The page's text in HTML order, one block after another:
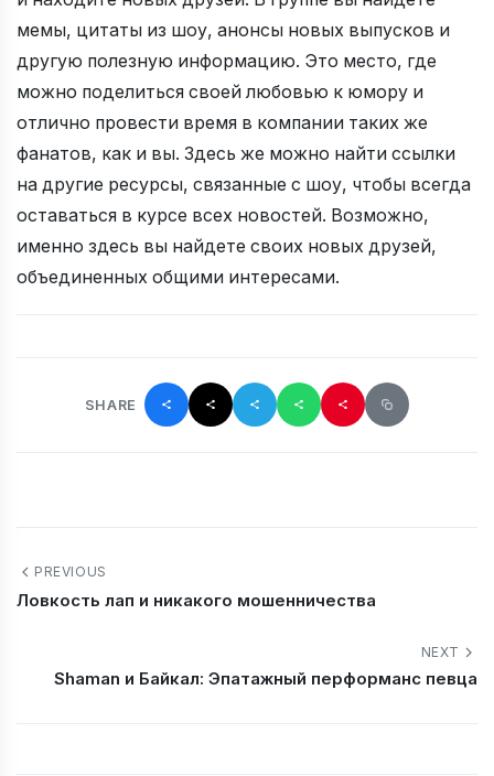
мемы, цитаты из шоу, анонсы новых выпусков и
другую полезную информацию. Это место, где
можно поделиться своей любовью к юмору и
отлично провести время в компании таких же
фанатов, как и вы. Здесь же можно найти ссылки
на другие ресурсы, связанные с шоу, чтобы всегда
оставаться в курсе всех новостей. Возможно,
именно здесь вы найдете своих новых друзей,
объединенных общими интересами.
SHARE
PREVIOUS
Ловкость лап и никакого мошенничества
NEXT
Shaman и Байкал: Эпатажный перформанс певца